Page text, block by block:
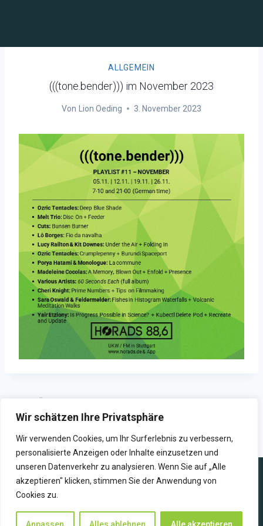
Wir schätzen Ihre Privatsphäre
Wir verwenden Cookies, um Ihr Surferlebnis zu verbessern,
personalisierte Anzeigen oder Inhalte einzusetzen und
unseren Datenverkehr zu analysieren. Wenn Sie auf „Alle
akzeptieren" klicken, stimmen Sie der Anwendung von
Cookies zu.
ALLGEMEIN
(((tone.bender))) im November 2023
Von Lion Oeding 3. November 2023
Golden Mixtape Doodle #12
Markus Eisenbraun ist zu